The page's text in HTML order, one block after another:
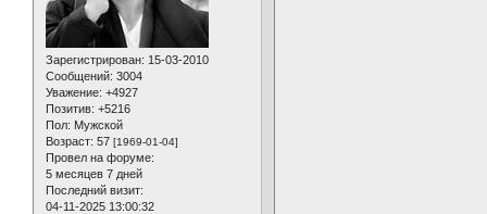
Зарегистрирован: 15-03-2010
Сообщений: 3004
Уважение: +4927
Позитив: +5216
Пол: Мужской
Возраст: 57 [1969-01-04]
Провел на форуме:
5 месяцев 7 дней
Последний визит:
04-11-2025 13:00:32